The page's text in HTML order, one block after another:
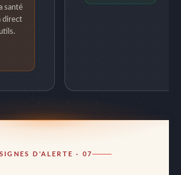
santé
direct
SIGNES D'ALERTE · 07